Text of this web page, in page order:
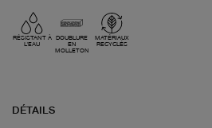
RÉSISTANT À
L'EAU
DOUBLURE
EN
MOLLETON
MATÉRIAUX
RECYCLÉS
DÉTAILS